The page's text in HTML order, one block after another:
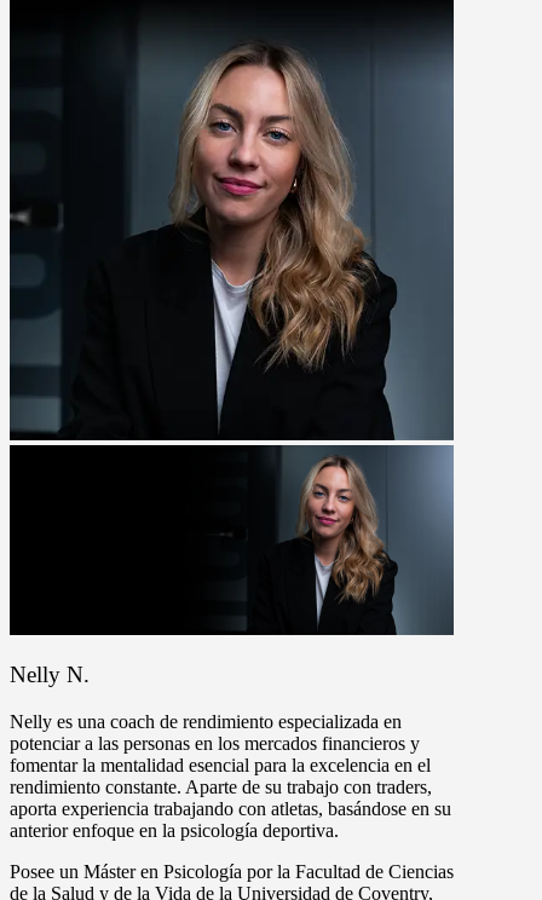
Nelly N.
Nelly es una coach de rendimiento especializada en
potenciar a las personas en los mercados financieros y
fomentar la mentalidad esencial para la excelencia en el
rendimiento constante. Aparte de su trabajo con traders,
aporta experiencia trabajando con atletas, basándose en su
anterior enfoque en la psicología deportiva.
Posee un Máster en Psicología por la Facultad de Ciencias
de la Salud y de la Vida de la Universidad de Coventry,